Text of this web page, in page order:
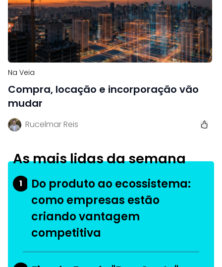
Na Veia
Compra, locação e incorporação vão
mudar
Rucelmar Reis
As mais lidas da semana
1
Do produto ao ecossistema:
como empresas estão
criando vantagem
competitiva